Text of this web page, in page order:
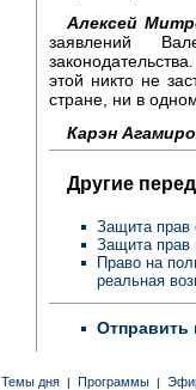
Алексей
заявлений
этой никто не
стране, ни в
Карэн
Другие
Защита прав
Защита прав
Право на
реальная
Отправить
Темы дня | Программы |